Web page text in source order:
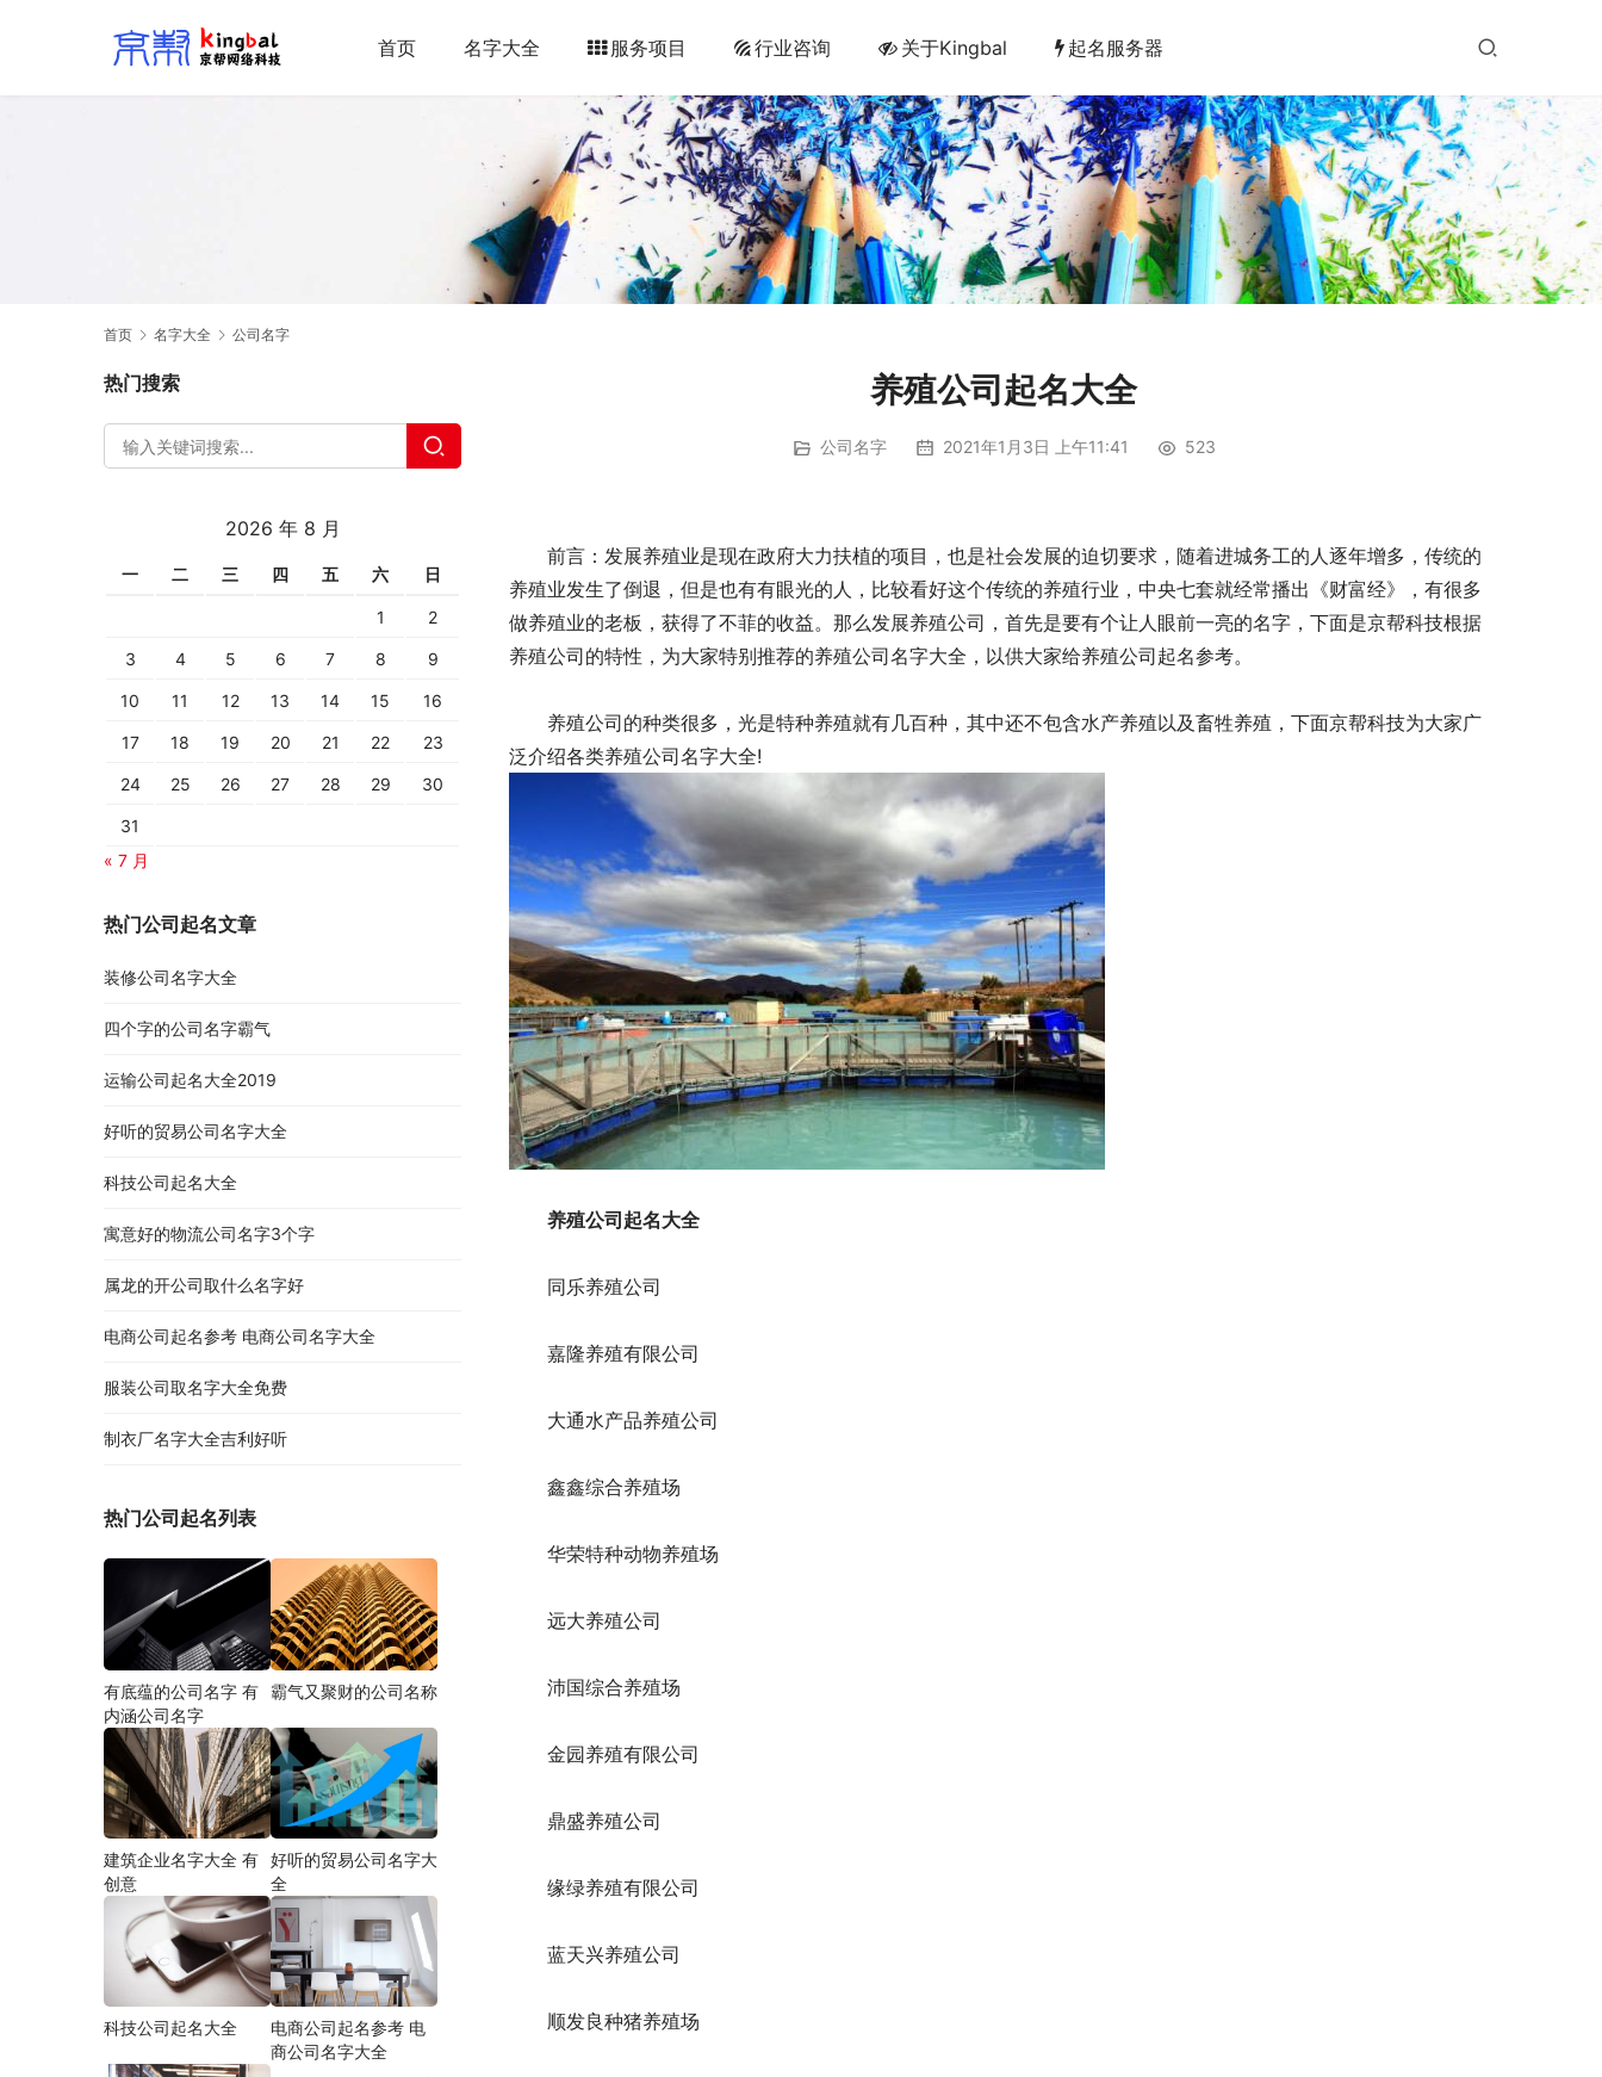
首页 名字大全 服务项目 行业咨询 关于Kingbal 起名服务器
首页 名字大全 公司名字
养殖公司起名大全
公司名字 2021年1月3日 上午11:41 523
前言：发展养殖业是现在政府大力扶植的项目，也是社会发展的迫切要求，随着进城务工的人逐年增多，传统的
养殖业发生了倒退，但是也有有眼光的人，比较看好这个传统的养殖行业，中央七套就经常播出《财富经》，有很多
做养殖业的老板，获得了不菲的收益。那么发展养殖公司，首先是要有个让人眼前一亮的名字，下面是京帮科技根据
养殖公司的特性，为大家特别推荐的养殖公司名字大全，以供大家给养殖公司起名参考。
养殖公司的种类很多，光是特种养殖就有几百种，其中还不包含水产养殖以及畜牲养殖，下面京帮科技为大家广
泛介绍各类养殖公司名字大全!
养殖公司起名大全
同乐养殖公司
嘉隆养殖有限公司
大通水产品养殖公司
鑫鑫综合养殖场
华荣特种动物养殖场
远大养殖公司
沛国综合养殖场
金园养殖有限公司
鼎盛养殖公司
缘绿养殖有限公司
蓝天兴养殖公司
顺发良种猪养殖场
热门搜索
2026 年 8 月
一 二 三 四 五 六 日
1 2
3 4 5 6 7 8 9
10 11 12 13 14 15 16
17 18 19 20 21 22 23
24 25 26 27 28 29 30
31
« 7 月
热门公司起名文章
装修公司名字大全
四个字的公司名字霸气
运输公司起名大全2019
好听的贸易公司名字大全
科技公司起名大全
寓意好的物流公司名字3个字
属龙的开公司取什么名字好
电商公司起名参考 电商公司名字大全
服装公司取名字大全免费
制衣厂名字大全吉利好听
热门公司起名列表
有底蕴的公司名字 有
内涵公司名字
霸气又聚财的公司名称
建筑企业名字大全 有
创意
好听的贸易公司名字大
全
科技公司起名大全
电商公司起名参考 电
商公司名字大全